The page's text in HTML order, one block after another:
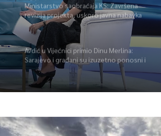
Ministarstvo saobraćaja KS: Završena
revizija projekta, uskoro javna nabavka
za obnovu mosta u ulici Ive Andrića
Avdić u Vijećnici primio Dinu Merlina:
Sarajevo i građani su izuzetno ponosni i
zahvalni